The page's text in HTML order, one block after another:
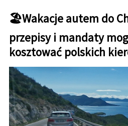
🏖️Wakacje autem do
przepisy i mandaty
kosztować polskich